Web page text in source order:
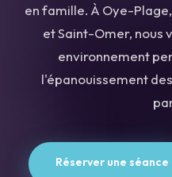
en famille. À Oye-
et Saint-Omer, nous
environnement
l'épanouissement
Réserver une séance